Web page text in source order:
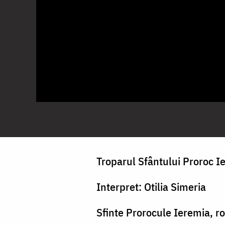
Troparul Sfântului Proroc
Interpret: Otilia Simeria
Sfinte Prorocule Ieremia,